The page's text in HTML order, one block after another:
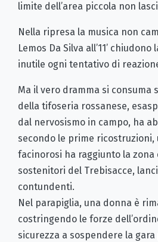
limite dell’area piccola non
Nella ripresa la musica non
Lemos Da Silva all’11’
inutile ogni tentativo di
Ma il vero dramma si consuma
della tifoseria rossanese,
dal nervosismo in campo, ha
secondo le prime ricostruzioni,
facinorosi ha raggiunto la zona
sostenitori del Trebisacce,
contundenti.
Nel parapiglia, una donna è
costringendo le forze
sicurezza a sospendere la